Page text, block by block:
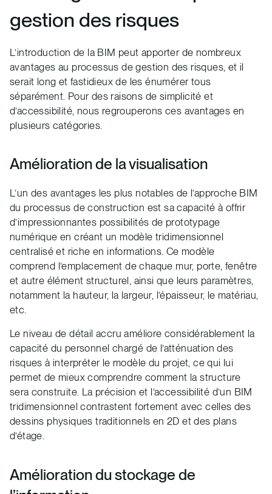
gestion des risques
L’introduction de la BIM peut apporter de nombreux
avantages au processus de gestion des risques, et il
serait long et fastidieux de les énumérer tous
séparément. Pour des raisons de simplicité et
d’accessibilité, nous regrouperons ces avantages en
plusieurs catégories.
Amélioration de la visualisation
L’un des avantages les plus notables de l’approche BIM
du processus de construction est sa capacité à offrir
d’impressionnantes possibilités de prototypage
numérique en créant un modèle tridimensionnel
centralisé et riche en informations. Ce modèle
comprend l’emplacement de chaque mur, porte, fenêtre
et autre élément structurel, ainsi que leurs paramètres,
notamment la hauteur, la largeur, l’épaisseur, le matériau,
etc.
Le niveau de détail accru améliore considérablement la
capacité du personnel chargé de l’atténuation des
risques à interpréter le modèle du projet, ce qui lui
permet de mieux comprendre comment la structure
sera construite. La précision et l’accessibilité d’un BIM
tridimensionnel contrastent fortement avec celles des
dessins physiques traditionnels en 2D et des plans
d’étage.
Amélioration du stockage de